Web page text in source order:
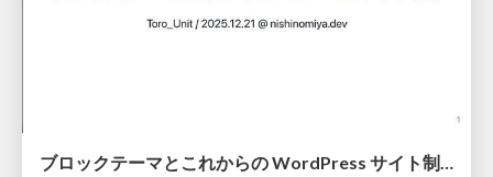
ブロックテーマとこれからの WordPress サイト制作 / nishinomiya.dev@2025-12-21